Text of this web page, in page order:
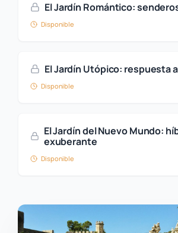
El Jardín Romántico:
Disponible
El Jardín Utópico: respuesta
Disponible
El Jardín del Nuevo Mundo:
exuberante
Disponible